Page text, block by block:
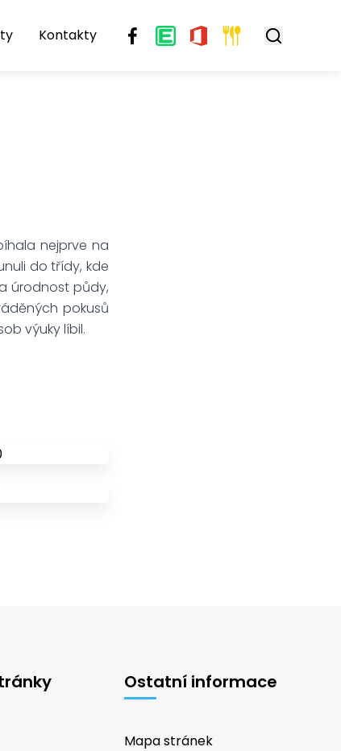
Kontakty
nejprve na
do třídy, kde
úrodnost půdy,
pokusů
výuky líbil.
Ostatní informace
Mapa stránek